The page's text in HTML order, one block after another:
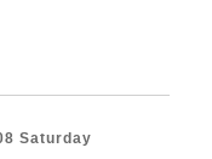
Saturday